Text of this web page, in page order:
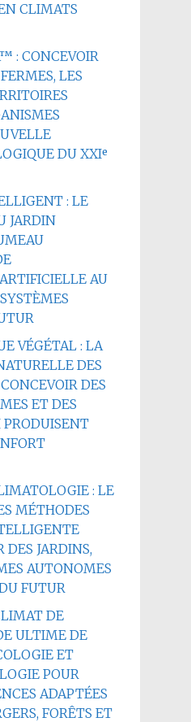
CLIMATS
: CONCEVOIR
LES
DU XXIᵉ
: LE
JARDIN
AU
VÉGÉTAL : LA
DES
DES
ET DES
PRODUISENT
: LE
MÉTHODES
DES JARDINS,
AUTONOMES
FUTUR
DE
ULTIME DE
ET
POUR
ADAPTÉES
FORÊTS ET